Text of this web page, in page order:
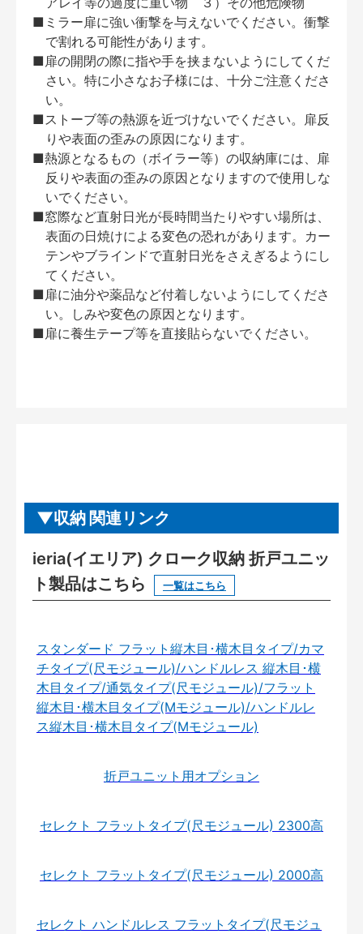
■ミラー扉に強い衝撃を与えないでください。衝撃
で割れる可能性があります。
■扉の開閉の際に指や手を挟まないようにしてくだ
さい。特に小さなお子様には、十分ご注意くださ
い。
■ストーブ等の熱源を近づけないでください。扉反
りや表面の歪みの原因になります。
■熱源となるもの（ボイラー等）の収納庫には、扉
反りや表面の歪みの原因となりますので使用しな
いでください。
■窓際など直射日光が長時間当たりやすい場所は、
表面の日焼けによる変色の恐れがあります。カー
テンやブラインドで直射日光をさえぎるようにし
てください。
■扉に油分や薬品など付着しないようにしてくださ
い。しみや変色の原因となります。
■扉に養生テープ等を直接貼らないでください。
収納 関連リンク
ieria(イエリア) クローク収納 折戸ユニッ
ト製品はこちら
一覧はこちら
スタンダード フラット縦木目･横木目タイプ/カマ
チタイプ(尺モジュール)/ハンドルレス 縦木目･横
木目タイプ/通気タイプ(尺モジュール)/フラット
縦木目･横木目タイプ(Mモジュール)/ハンドルレ
ス縦木目･横木目タイプ(Mモジュール)
折戸ユニット用オプション
セレクト フラットタイプ(尺モジュール) 2300高
セレクト フラットタイプ(尺モジュール) 2000高
セレクト ハンドルレス フラットタイプ(尺モジュ